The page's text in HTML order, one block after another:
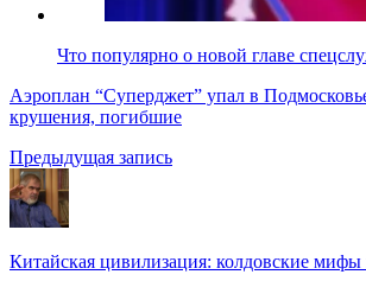
Что популярно о новой главе
Аэроплан “Суперджет” упал в
крушения, погибшие
Предыдущая запись
Китайская цивилизация: колдовские